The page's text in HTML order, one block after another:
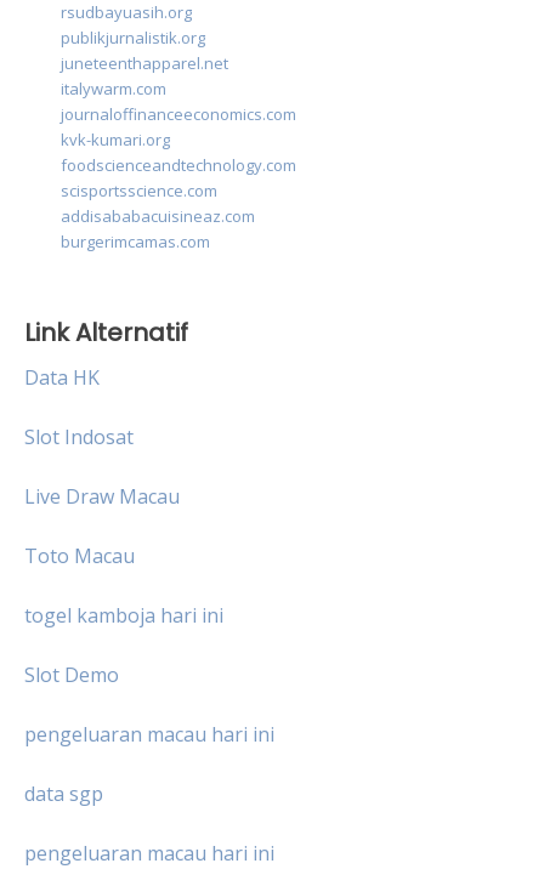
rsudbayuasih.org
publikjurnalistik.org
juneteenthapparel.net
italywarm.com
journaloffinanceeconomics.com
kvk-kumari.org
foodscienceandtechnology.com
scisportsscience.com
addisababacuisineaz.com
burgerimcamas.com
Link Alternatif
Data HK
Slot Indosat
Live Draw Macau
Toto Macau
togel kamboja hari ini
Slot Demo
pengeluaran macau hari ini
data sgp
pengeluaran macau hari ini